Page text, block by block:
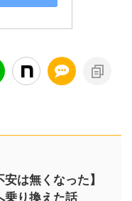
安は無くなった】
乗り換えた話